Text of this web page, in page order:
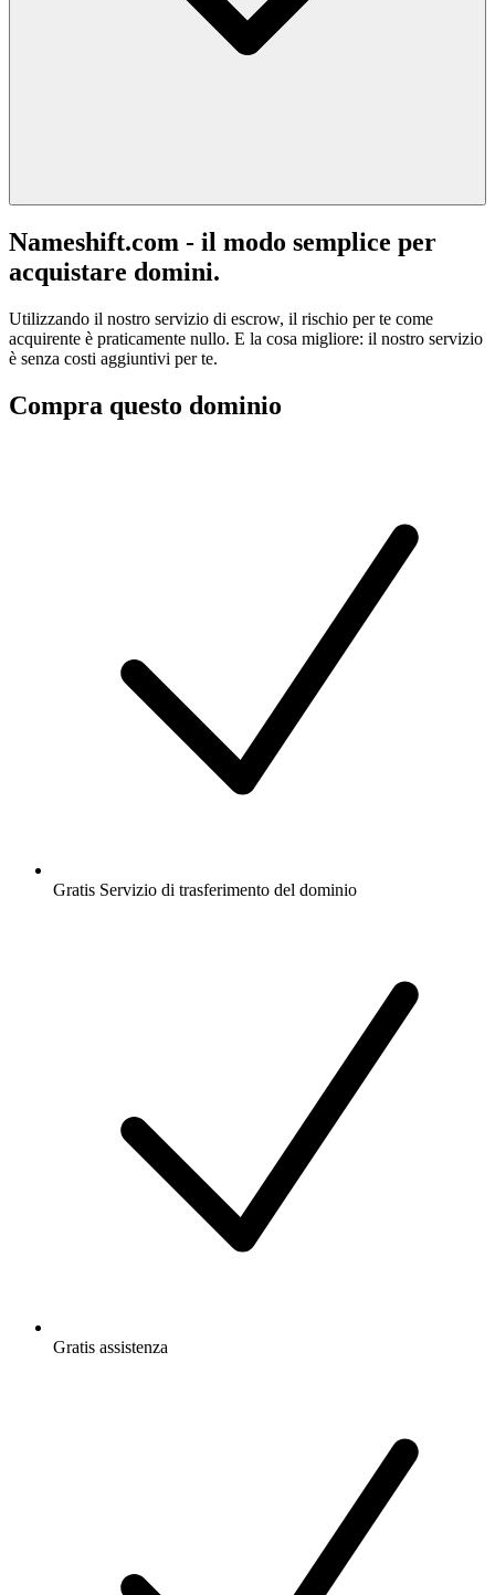
Nameshift.com - il modo semplice per
acquistare domini.
Utilizzando il nostro servizio di escrow, il rischio per te come
acquirente è praticamente nullo. E la cosa migliore: il nostro servizio
è senza costi aggiuntivi per te.
Compra questo dominio
Gratis Servizio di trasferimento del dominio
Gratis assistenza